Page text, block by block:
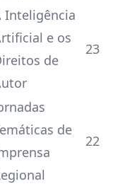
Inteligência
e os
de
23
de
22